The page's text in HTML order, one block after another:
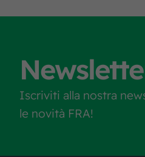
Iscriviti alla nostra
le novità FRA!